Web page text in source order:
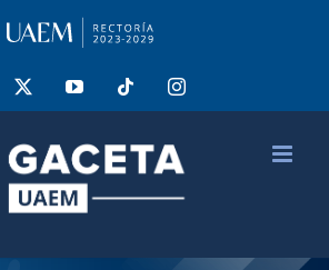
YouTube Tiktok Instagram